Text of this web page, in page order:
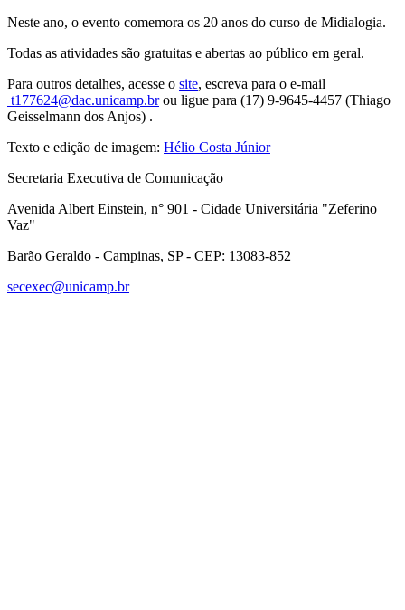
Neste ano, o evento comemora os 20 anos do curso de Midialogia.
Todas as atividades são gratuitas e abertas ao público em geral.
Para outros detalhes, acesse o site, escreva para o e-mail
t177624@dac.unicamp.brou ligue para (17) 9-9645-4457 (Thiago
Geisselmann dos Anjos) .
Texto e edição de imagem: Hélio Costa Júnior
Secretaria Executiva de Comunicação
Avenida Albert Einstein, n° 901 - Cidade Universitária "Zeferino
Vaz"
Barão Geraldo - Campinas, SP - CEP: 13083-852
secexec@unicamp.br